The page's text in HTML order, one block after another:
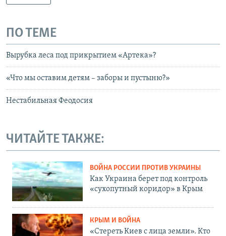
ПО ТЕМЕ
Вырубка леса под прикрытием «Артека»?
«Что мы оставим детям – заборы и пустыню?»
Нестабильная Феодосия
ЧИТАЙТЕ ТАКЖЕ:
ВОЙНА РОССИИ ПРОТИВ УКРАИНЫ
Как Украина берет под контроль
«сухопутный коридор» в Крым
КРЫМ И ВОЙНА
«Стереть Киев с лица земли». Кто